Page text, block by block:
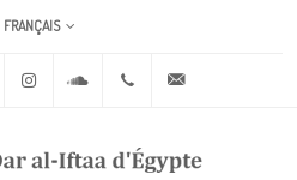
FRANÇAIS
Youtube Instagram Soundcloud+20 2 25970400